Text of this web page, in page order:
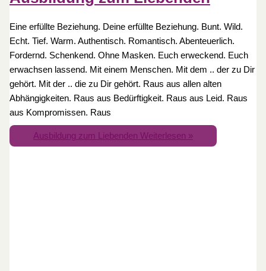
Eine erfüllte Beziehung. Deine erfüllte Beziehung. Bunt. Wild.
Echt. Tief. Warm. Authentisch. Romantisch. Abenteuerlich.
Fordernd. Schenkend. Ohne Masken. Euch erweckend. Euch
erwachsen lassend. Mit einem Menschen. Mit dem .. der zu Dir
gehört. Mit der .. die zu Dir gehört. Raus aus allen alten
Abhängigkeiten. Raus aus Bedürftigkeit. Raus aus Leid. Raus
aus Kompromissen. Raus
Ausbildung zum Liebenden Weiterlesen »